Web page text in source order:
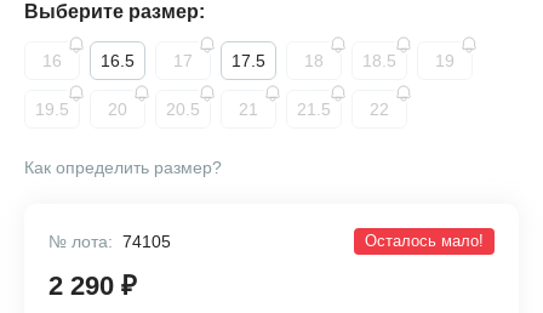
Выберите размер:
16 16.5 17 17.5 18 18.5 19
19.5 20 20.5 21 21.5 22
Как определить размер?
№ лота: 74105 Осталось мало!
2 290 ₽